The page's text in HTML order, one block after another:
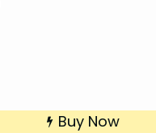
Buy Now